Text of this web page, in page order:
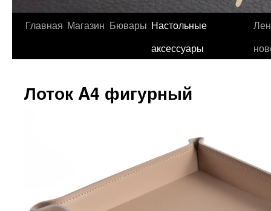
Перейти
Главная Магазин Бювары Настольные
аксессуары
Лоток A4 фигурный